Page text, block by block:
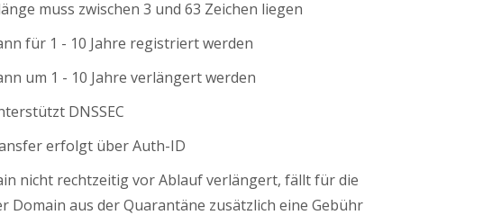
muss zwischen 3 und 63 Zeichen liegen
für 1 - 10 Jahre registriert werden
um 1 - 10 Jahre verlängert werden
DNSSEC
erfolgt über Auth-ID
nicht rechtzeitig vor Ablauf verlängert, fällt für die
Domain aus der Quarantäne zusätzlich eine Gebühr